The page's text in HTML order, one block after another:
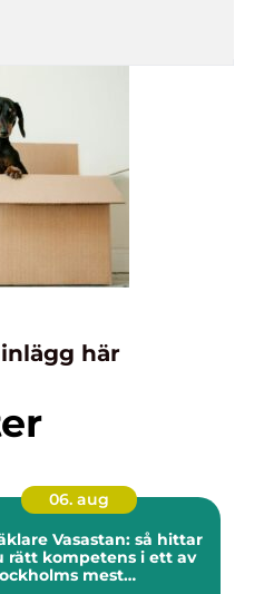
här
06. aug
Vasastan: så hittar
rätt kompetens i ett av
mest